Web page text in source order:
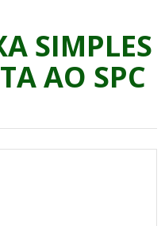
SIMPLES
AO SPC